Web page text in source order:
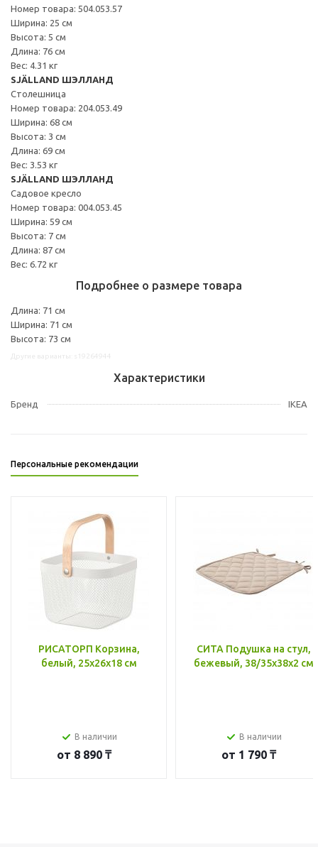
Номер товара: 504.053.57
Ширина: 25 см
Высота: 5 см
Длина: 76 см
Вес: 4.31 кг
SJÄLLAND ШЭЛЛАНД
Столешница
Номер товара: 204.053.49
Ширина: 68 см
Высота: 3 см
Длина: 69 см
Вес: 3.53 кг
SJÄLLAND ШЭЛЛАНД
Садовое кресло
Номер товара: 004.053.45
Ширина: 59 см
Высота: 7 см
Длина: 87 см
Вес: 6.72 кг
Подробнее о размере товара
Длина: 71 см
Ширина: 71 см
Высота: 73 см
Характеристики
Бренд IKEA
Персональные рекомендации
РИСАТОРП Корзина,
белый, 25x26x18 см
В наличии
от 8 890 ₸
СИТА Подушка на стул,
бежевый, 38/35x38x2 см
В наличии
от 1 790 ₸